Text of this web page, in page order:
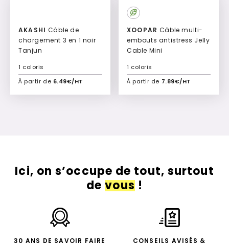
AKASHI
chargement 3 en 1 noir
Tanjun
À partir de 6.49€/HT
1 coloris
Ajouter à mon devis
XOOPAR
embouts antistress Jelly
Cable Mini
À partir de 7.89€/HT
1 coloris
Ajouter à mon devis
Ici, on s’occupe de tout, surtout
devous!
30 ANS DE SAVOIR FAIRE
CONSEILS AVISÉS &